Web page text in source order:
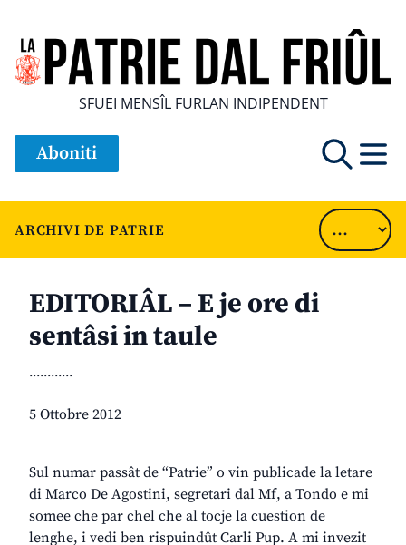
SFUEI MENSÎL FURLAN INDIPENDENT
Aboniti
ARCHIVI DE PATRIE
EDITORIÂL – E je ore di
sentâsi in taule
............
5 Ottobre 2012
Sul numar passât de “Patrie” o vin publicade la letare
di Marco De Agostini, segretari dal Mf, a Tondo e mi
somee che par chel che al tocje la cuestion de
lenghe, i vedi ben rispuindût Carli Pup. A mi invezit